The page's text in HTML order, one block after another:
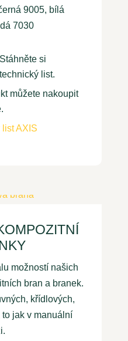
9005, bílá
7030
Stáhněte si
technický list.
můžete nakoupit
AXIS
možností našich
bran a branek.
křídlových,
jak v manuální